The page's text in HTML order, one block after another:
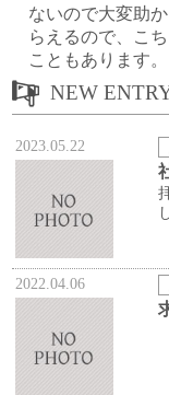
ないので大変助
らえるので、こ
こともあります。
NEW
2023.05.22
2022.04.06